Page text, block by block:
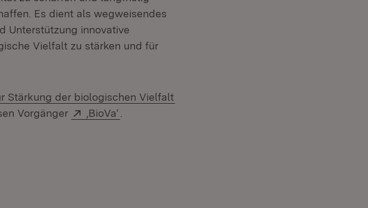
Es dient als wegweisendes
Unterstützung innovative
Vielfalt zu stärken und für
Stärkung der biologischen Vielfalt
neuem Fenster)
Vorgänger Extern:
‚BioVa‘